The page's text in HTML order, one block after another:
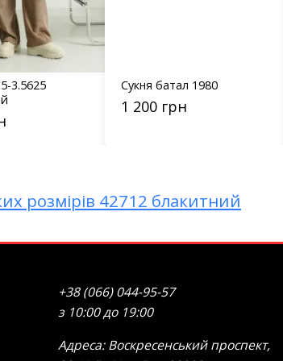
3.5625
Сукня батал 1980
1 200 грн
розмірів 42712 блакитний
+38 (066) 044-95-57
з 10:00 до 19:00
Адреса: Воскресенський проспект,